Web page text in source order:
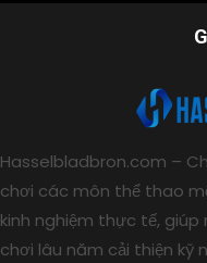
Hasselbladbron.com –
chơi các môn thể thao
kinh nghiệm thực tế,
chơi lâu năm cải thiện kỹ